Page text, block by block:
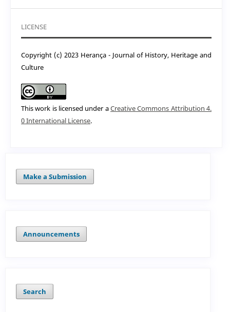
LICENSE
Copyright (c) 2023 Herança - Journal of History, Heritage and
Culture
This work is licensed under aCreative Commons Attribution 4.
0 International License.
Make a Submission
Announcements
Search